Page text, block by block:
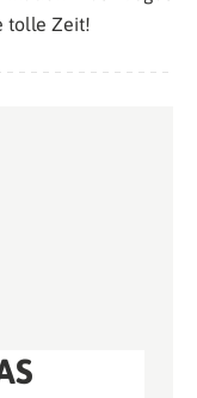
tolle Zeit!